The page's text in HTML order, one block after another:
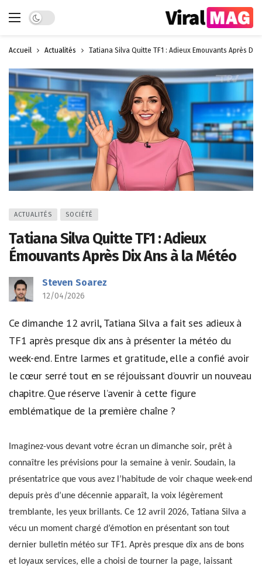
Dark mode
Accueil Actualités Tatiana Silva Quitte TF1 : Adieux Émouvants Après Dix
ACTUALITÉS SOCIÉTÉ
Tatiana Silva Quitte TF1 : Adieux
Émouvants Après Dix Ans à la Météo
Steven Soarez
12/04/2026
Ce dimanche 12 avril, Tatiana Silva a fait ses adieux à
TF1 après presque dix ans à présenter la météo du
week-end. Entre larmes et gratitude, elle a confié avoir
le cœur serré tout en se réjouissant d’ouvrir un nouveau
chapitre. Que réserve l’avenir à cette figure
emblématique de la première chaîne ?
Imaginez-vous devant votre écran un dimanche soir, prêt à
connaître les prévisions pour la semaine à venir. Soudain, la
présentatrice que vous avez l’habitude de voir chaque week-end
depuis près d’une décennie apparaît, la voix légèrement
tremblante, les yeux brillants. Ce 12 avril 2026, Tatiana Silva a
vécu un moment chargé d’émotion en présentant son tout
dernier bulletin météo sur TF1. Après presque dix ans de bons
et loyaux services, elle a choisi de tourner la page, laissant